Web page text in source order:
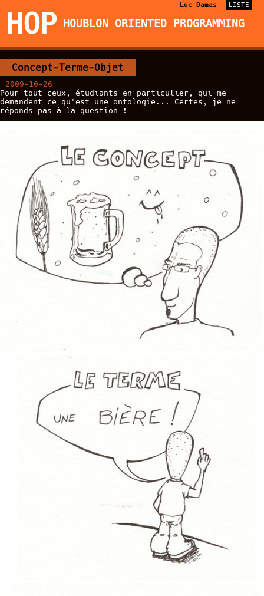
HOP HOUBLON ORIENTED PROGRAMMING
LISTE
Luc Damas
Concept-Terme-Objet
2009-10-26
Pour tout ceux, étudiants en particulier, qui me
demandent ce qu'est une ontologie... Certes, je ne
réponds pas à la question !